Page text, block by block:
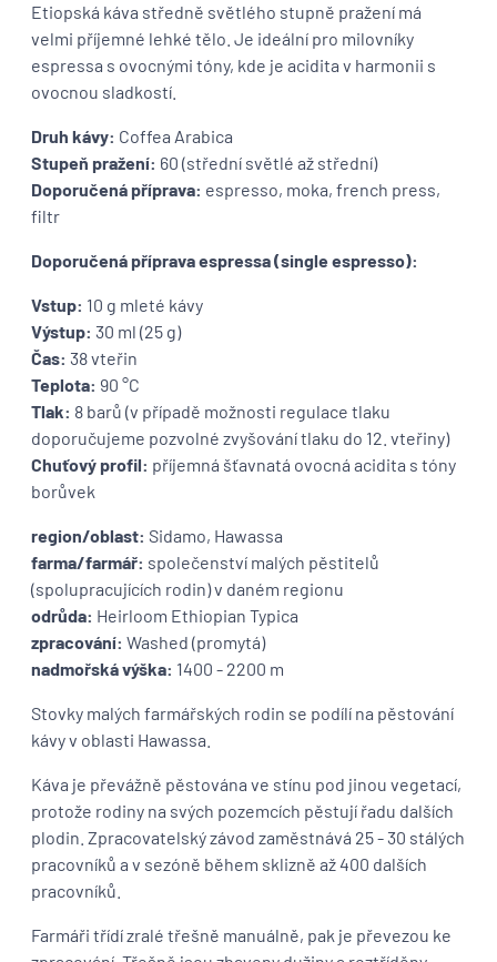
Etiopská káva středně světlého stupně pražení má
velmi příjemné lehké tělo. Je ideální pro milovníky
espressa s ovocnými tóny, kde je acidita v harmonii s
ovocnou sladkostí.
Druh kávy: Coffea Arabica
Stupeň pražení: 60 (střední světlé až střední)
Doporučená příprava: espresso, moka, french press,
filtr
Doporučená příprava espressa (single espresso):
Vstup: 10 g mleté kávy
Výstup: 30 ml (25 g)
Čas: 38 vteřin
Teplota: 90 °C
Tlak: 8 barů (v případě možnosti regulace tlaku
doporučujeme pozvolné zvyšování tlaku do 12. vteřiny)
Chuťový profil: příjemná šťavnatá ovocná acidita s tóny
borůvek
region/oblast: Sidamo, Hawassa
farma/farmář: společenství malých pěstitelů
(spolupracujících rodin) v daném regionu
odrůda: Heirloom Ethiopian Typica
zpracování: Washed (promytá)
nadmořská výška: 1400 - 2200 m
Stovky malých farmářských rodin se podílí na pěstování
kávy v oblasti Hawassa.
Káva je převážně pěstována ve stínu pod jinou vegetací,
protože rodiny na svých pozemcích pěstují řadu dalších
plodin. Zpracovatelský závod zaměstnává 25 - 30 stálých
pracovníků a v sezóně během sklizně až 400 dalších
pracovníků.
Farmáři třídí zralé třešně manuálně, pak je převezou ke